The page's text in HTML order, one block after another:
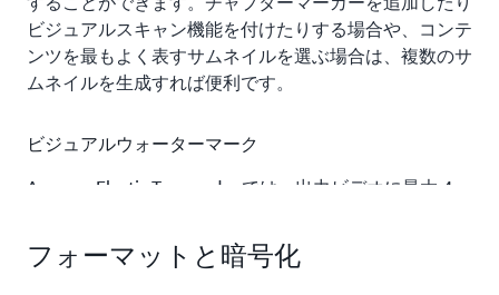
ビジュアルスキャン機能を付けたりする場合や、コンテ
ンツを最もよく表すサムネイルを選ぶ場合は、複数のサ
ムネイルを生成すれば便利です。
ビジュアルウォーターマーク
Amazon Elastic Transcoder では、出力ビデオに最大 4
ウォーターマークを追加するには、PNG または JPG フ
ァイルを選択し、トランスコーディングプリセットを使
フォーマットと暗号化